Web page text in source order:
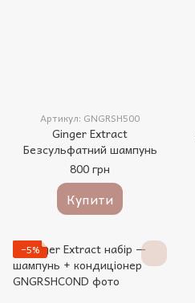
Артикул: GNGRSH500
Ginger Extract
Безсульфатний шампунь
800 грн
Купити
−5%